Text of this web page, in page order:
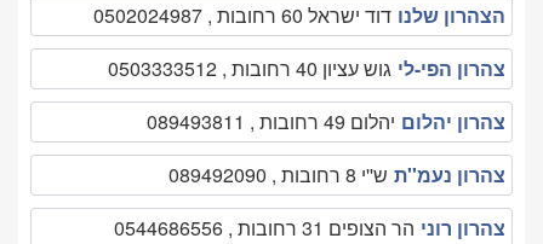
הצהרון שלנו דוד ישראל 60 רחובות , 0502024987
צהרון הפי-לי גוש עציון 40 רחובות , 0503333512
צהרון יהלום יהלום 49 רחובות , 089493811
צהרון נעמ''ת ש''י 8 רחובות , 089492090
צהרון רוני הר הצופים 31 רחובות , 0544686556